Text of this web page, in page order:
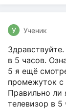
У Ученик
в 5 часов.
5 я ещё
промежуток с
Правильно ли
телевизор в 5